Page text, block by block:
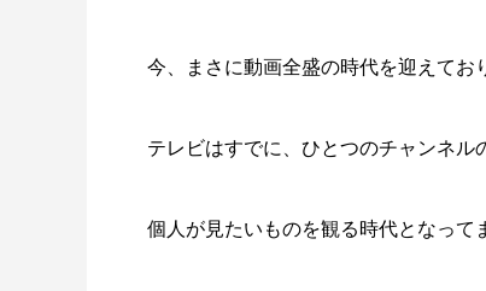
今、まさに動画全盛の時代を迎えてお
テレビはすでに、ひとつのチャンネル
個人が見たいものを観る時代となって